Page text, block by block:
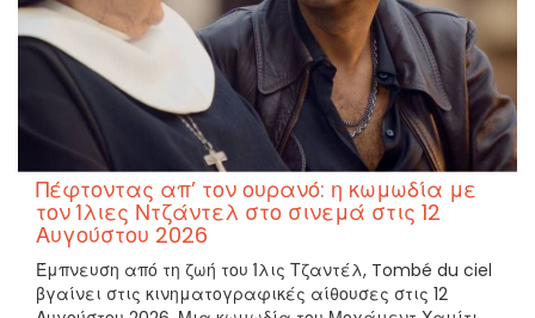
Πέφτοντας απ’ τον ουρανό: η κωμωδία με
τον Ίλιες Ντζάντελ στο σινεμά στις 12
Αυγούστου 2026
Έμπνευση από τη ζωή του Ίλις Τζαντέλ, Tombé du ciel
βγαίνει στις κινηματογραφικές αίθουσες στις 12